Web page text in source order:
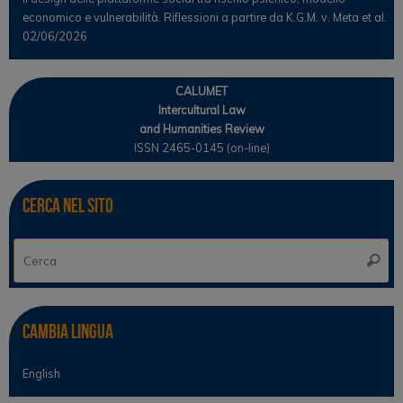
economico e vulnerabilità. Riflessioni a partire da K.G.M. v. Meta et al.
02/06/2026
CALUMET
Intercultural Law
and Humanities Review
ISSN 2465-0145 (on-line)
Cerca nel sito
Cerca
Cambia lingua
English